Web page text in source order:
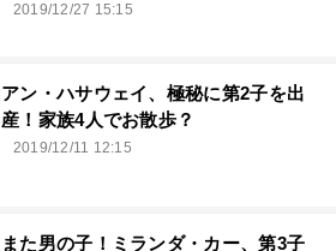
2019/12/27 15:15
アン・ハサウェイ、極秘に第2子を出
産！家族4人でお散歩？
2019/12/11 12:15
また男の子！ミランダ・カー、第3子